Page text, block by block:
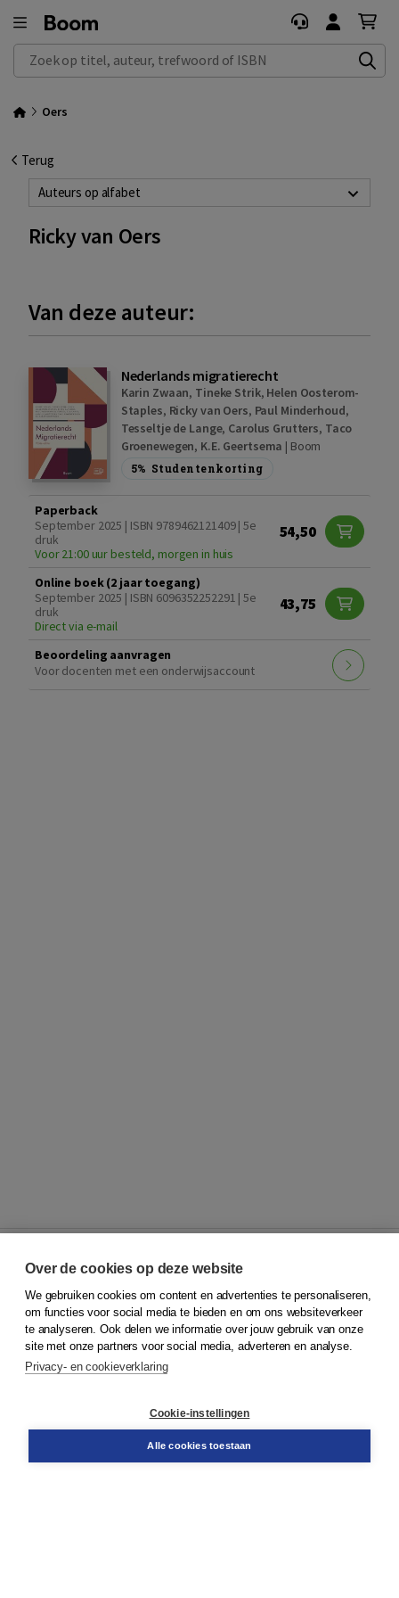
Zoek op titel, auteur, trefwoord of ISBN
Oers
Terug
Auteurs op alfabet
Ricky van Oers
Van deze auteur:
Nederlands migratierecht
Karin Zwaan, Tineke Strik, Helen Oosterom-
Staples, Ricky van Oers, Paul Minderhoud,
Tesseltje de Lange, Carolus Grutters, Taco
Groenewegen, K.E. Geertsema | Boom
5% Studentenkorting
Paperback
September 2025 | ISBN 9789462121409 | 5e
druk
Voor 21:00 uur besteld, morgen in huis
54,50
Online boek (2 jaar toegang)
September 2025 | ISBN 6096352252291 | 5e
druk
Direct via e-mail
43,75
Beoordeling aanvragen
Voor docenten met een onderwijsaccount
© 2026Koninklijke Boom uitgevers
Klantenservice
Service & informatie
Contact
Over de cookies op deze website
We gebruiken cookies om content en advertenties te personaliseren,
om functies voor social media te bieden en om ons websiteverkeer
te analyseren. Ook delen we informatie over jouw gebruik van onze
site met onze partners voor social media, adverteren en analyse.
Privacy- en cookieverklaring
Cookie-instellingen
Alle cookies toestaan